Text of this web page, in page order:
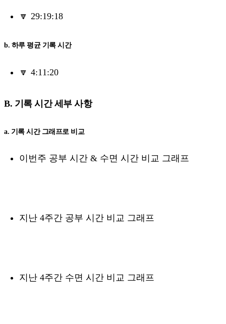
🔽 29:19:18
b. 하루 평균 기록 시간
🔽 4:11:20
B. 기록 시간 세부 사항
a. 기록 시간 그래프로 비교
이번주 공부 시간 & 수면 시간 비교 그래프
지난 4주간 공부 시간 비교 그래프
지난 4주간 수면 시간 비교 그래프